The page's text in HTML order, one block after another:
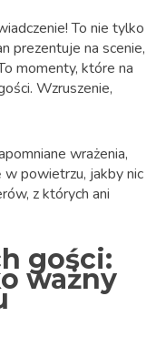
To nie tylko
prezentuje na scenie,
momenty, które na
Wzruszenie,
wrażenia,
w powietrzu, jakby nic
z których ani
gości:
ważny